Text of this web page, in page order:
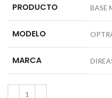
PRODUCTO BASE
MODELO
MARCA